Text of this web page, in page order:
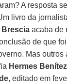
A resposta
livro da
Brescia acaba de
de que
Mas outros
Hermes Benítez
, editado em